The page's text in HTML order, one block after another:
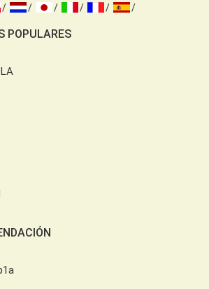
POPULARES